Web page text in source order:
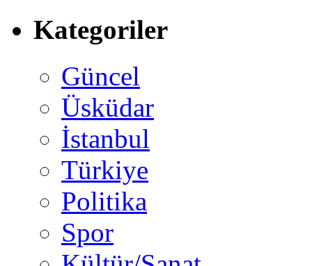
Kategoriler
Güncel
Üsküdar
İstanbul
Türkiye
Politika
Spor